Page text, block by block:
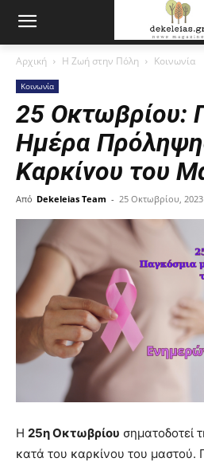
Αρχική Η Ζωή στην Πόλη Κοινωνία
Κοινωνία
25 Οκτωβρίου:
Ημέρα
Καρκίνου του
Από Dekeleias Team - 25 Οκτωβρίου, 2023
Η 25η Οκτωβρίου σηματοδοτεί
κατά του καρκίνου του μαστού.